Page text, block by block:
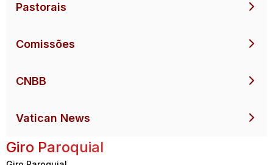
Pastorais
Comissões
CNBB
Vatican News
Giro Paroquial